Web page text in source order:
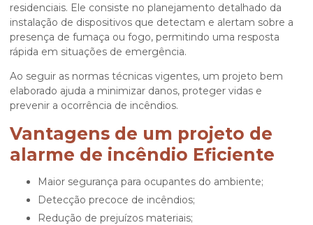
residenciais. Ele consiste no planejamento detalhado da
instalação de dispositivos que detectam e alertam sobre a
presença de fumaça ou fogo, permitindo uma resposta
rápida em situações de emergência.
Ao seguir as normas técnicas vigentes, um projeto bem
elaborado ajuda a minimizar danos, proteger vidas e
prevenir a ocorrência de incêndios.
Vantagens de um projeto de
alarme de incêndio Eficiente
Maior segurança para ocupantes do ambiente;
Detecção precoce de incêndios;
Redução de prejuízos materiais;